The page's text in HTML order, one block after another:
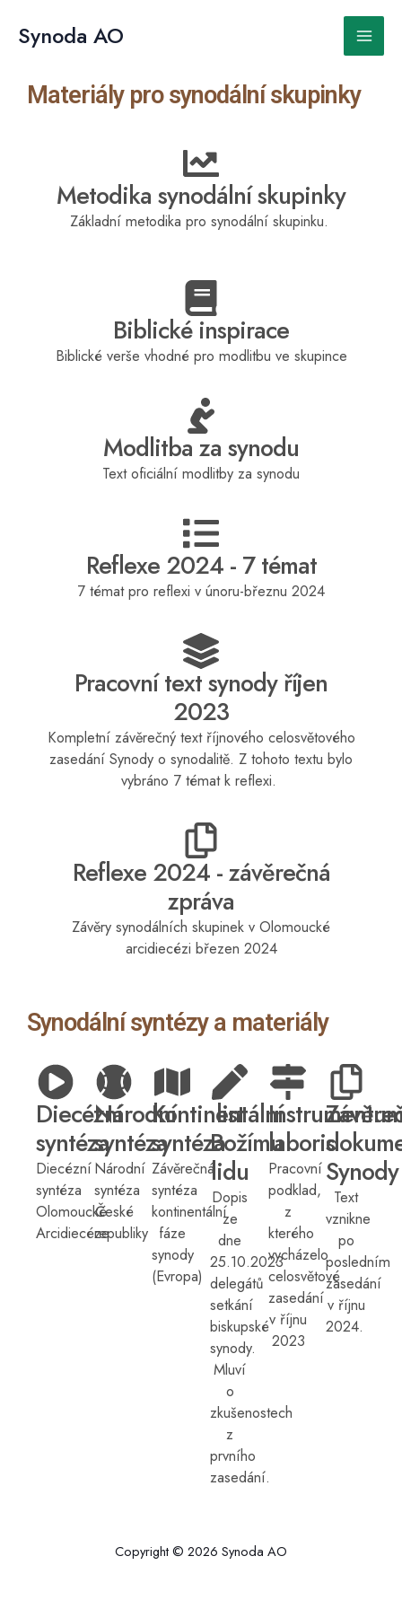
obsah
Synoda AO
Main
Materiály pro synodální skupinky
Metodika synodální skupinky
Základní metodika pro synodální skupinku.
Biblické inspirace
Biblické verše vhodné pro modlitbu ve skupince
Modlitba za synodu
Text oficiální modlitby za synodu
Reflexe 2024 - 7 témat
7 témat pro reflexi v únoru-březnu 2024
Pracovní text synody říjen
2023
Kompletní závěrečný text říjnového celosvětového
zasedání Synody o synodalitě. Z tohoto textu bylo
vybráno 7 témat k reflexi.
Reflexe 2024 - závěrečná
zpráva
Závěry synodálních skupinek v Olomoucké
arcidiecézi březen 2024
Synodální syntézy a materiály
Diecézní
syntéza
Diecézní
syntéza
Olomoucké
Arcidiecéze
Národní
syntéza
Národní
syntéza
České
republiky
Kontinentální
syntéza
Závěrečná
syntéza
kontinentální
fáze
synody
(Evropa)
list
Božímu
lidu
Dopis
ze
dne
25.10.2023
delegátů
setkání
biskupské
synody.
Mluví
o
zkušenostech
z
prvního
zasedání.
laboris
Pracovní
podklad,
z
kterého
vycházelo
celosvětové
zasedání
v říjnu
2023
Synody
Text
vznikne
po
posledním
zasedání
v říjnu
2024.
Copyright © 2026 Synoda AO